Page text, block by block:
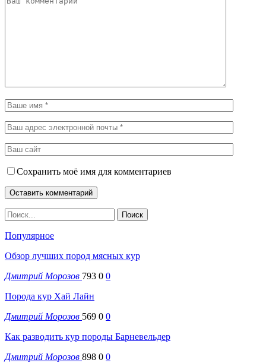
Сохранить моё имя для комментариев
Популярное
Обзор лучших пород мясных кур
Дмитрий Морозов 793 0 0
Порода кур Хай Лайн
Дмитрий Морозов 569 0 0
Как разводить кур породы Барневельдер
Дмитрий Морозов 898 0 0